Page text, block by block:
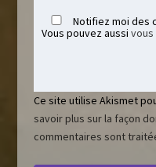
Notifiez moi des
Vous pouvez aussi vous
Ce site utilise Akismet
savoir plus sur la façon
commentaires sont